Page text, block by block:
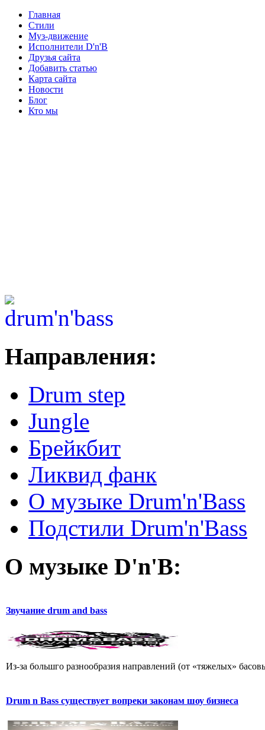
Главная
Стили
Муз-движение
Исполнители D'n'B
Друзья сайта
Добавить статью
Карта сайта
Новости
Блог
Кто мы
Направления:
Drum step
Jungle
Брейкбит
Ликвид фанк
О музыке Drum'n'Bass
Подстили Drum'n'Bass
О музыке D'n'B:
Звучание drum and bass
Из-за большго разнообразия направлений (от «тяжелых»
Drum n Bass существует вопреки законам шоу бизнеса